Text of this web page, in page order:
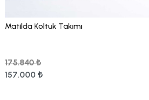
Matilda Koltuk Takımı
175.840 ₺
157.000 ₺